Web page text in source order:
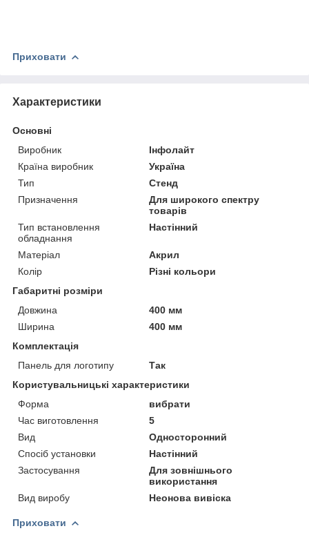
Приховати
Характеристики
Основні
Виробник
Інфолайт
Країна виробник
Україна
Тип
Стенд
Призначення
Для широкого спектру
товарів
Тип встановлення
обладнання
Настінний
Матеріал
Акрил
Колір
Різні кольори
Габаритні розміри
Довжина
400 мм
Ширина
400 мм
Комплектація
Панель для логотипу
Так
Користувальницькі характеристики
Форма
вибрати
Час виготовлення
5
Вид
Односторонний
Спосіб установки
Настінний
Застосування
Для зовнішнього
використання
Вид виробу
Неонова вивіска
Приховати